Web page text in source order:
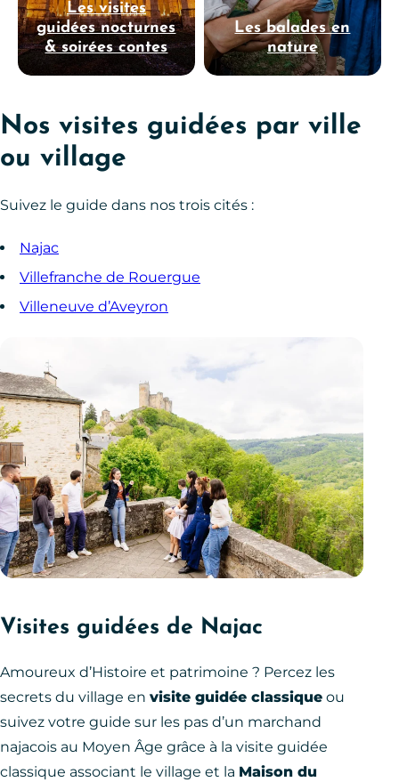
Les visites
guidées nocturnes
& soirées contes
Les balades en
nature
Nos visites guidées par ville
ou village
Suivez le guide dans nos trois cités :
Najac
Villefranche de Rouergue
Villeneuve d’Aveyron
Visites guidées de Najac
Amoureux d’Histoire et patrimoine ? Percez les
secrets du village en visite guidée classique ou
suivez votre guide sur les pas d’un marchand
najacois au Moyen Âge grâce à la visite guidée
classique associant le village et la Maison du